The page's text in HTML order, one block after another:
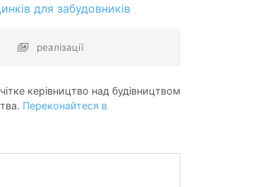
для забудовників
реалізації
керівництво над будівництвом
Переконайтеся в